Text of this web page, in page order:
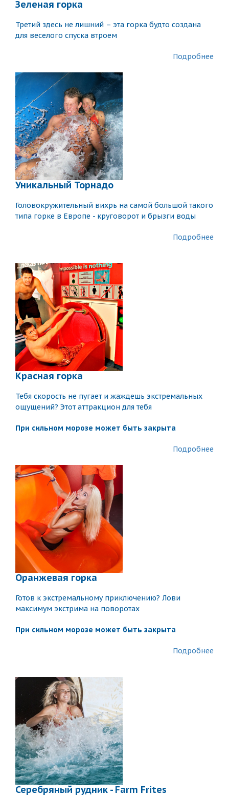
Зеленая горка
Третий здесь не лишний – эта горка будто создана
для веселого спуска втроем
Подробнее
Уникальный Торнадо
Головокружительный вихрь на самой большой такого
типа горке в Европе - круговорот и брызги воды
Подробнее
Красная горка
Тебя скорость не пугает и жаждешь экстремальных
ощущений? Этот аттракцион для тебя
При сильном морозе может быть закрыта
Подробнее
Оранжевая горка
Готов к экстремальному приключению? Лови
максимум экстрима на поворотах
При сильном морозе может быть закрыта
Подробнее
Серебряный рудник - Farm Frites